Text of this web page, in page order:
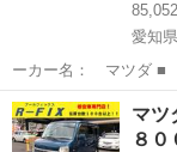
愛知
ーカー名： マツダ
名： ＰＺターボ ス
愛知 西春日井郡
マツ
８